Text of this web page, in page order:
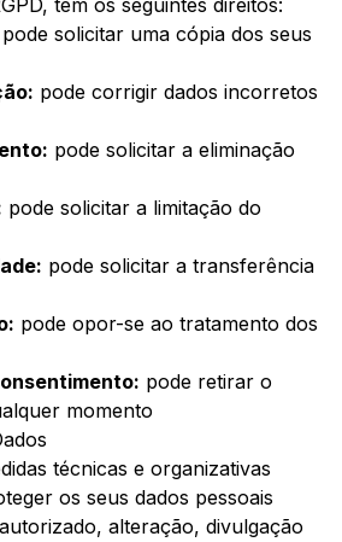
tem os seguintes direitos:
pode solicitar uma cópia dos seus
pode corrigir dados incorretos
pode solicitar a eliminação
pode solicitar a limitação do
pode solicitar a transferência
pode opor-se ao tratamento dos
pode retirar o
momento
técnicas e organizativas
os seus dados pessoais
alteração, divulgação